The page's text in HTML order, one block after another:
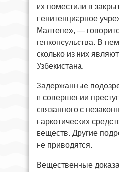
их поместили в
пенитенциарное
Малтепе», —
генконсульства. В
сколько из них
Узбекистана.
Задержанные
в совершении
связанного с
наркотических
веществ. Другие
не приводятся.
Вещественные